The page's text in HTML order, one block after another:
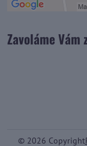
Zavoláme Vám
© 2026 Copyright